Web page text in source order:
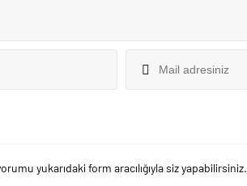
yukarıdaki form aracılığıyla siz yapabilirsiniz.